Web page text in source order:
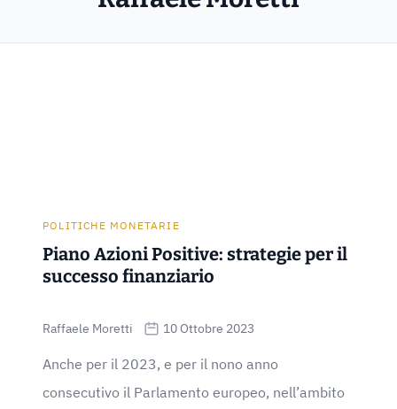
POLITICHE MONETARIE
Piano Azioni Positive: strategie per il
successo finanziario
Raffaele Moretti 10 Ottobre 2023
Anche per il 2023, e per il nono anno
consecutivo il Parlamento europeo, nell’ambito